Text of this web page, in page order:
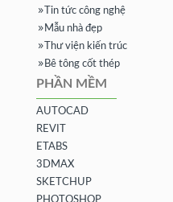
Tin tức công nghệ
Mẫu nhà đẹp
Thư viện kiến trúc
Bê tông cốt thép
PHẦN MỀM
AUTOCAD
REVIT
ETABS
3DMAX
SKETCHUP